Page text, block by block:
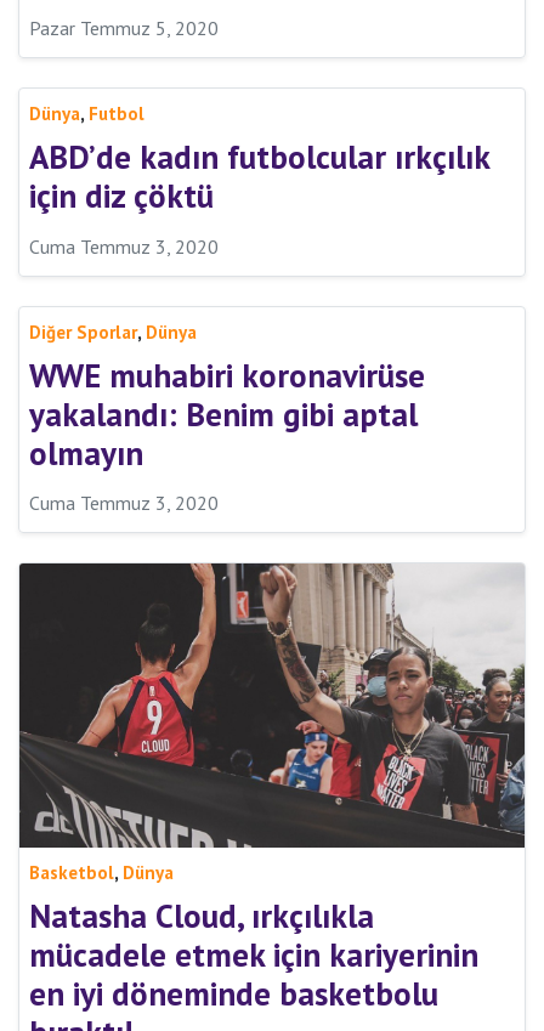
Pazar Temmuz 5, 2020
Dünya, Futbol
ABD’de kadın futbolcular ırkçılık
için diz çöktü
Cuma Temmuz 3, 2020
Diğer Sporlar, Dünya
WWE muhabiri koronavirüse
yakalandı: Benim gibi aptal
olmayın
Cuma Temmuz 3, 2020
Basketbol, Dünya
Natasha Cloud, ırkçılıkla
mücadele etmek için kariyerinin
en iyi döneminde basketbolu